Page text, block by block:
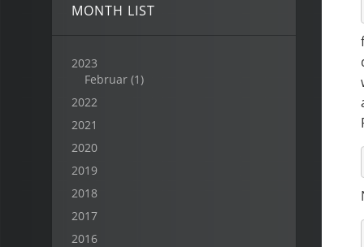
MONTH LIST
2023
Februar (1)
2022
2021
2020
2019
2018
2017
2016